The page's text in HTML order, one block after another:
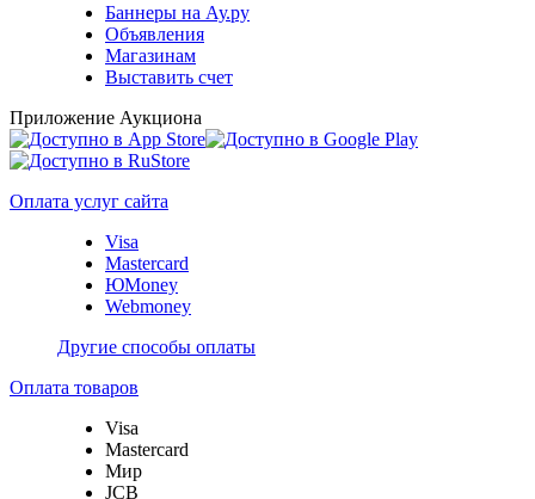
Баннеры на Ау.ру
Объявления
Магазинам
Выставить счет
Приложение Аукциона
Оплата услуг сайта
Visa
Mastercard
ЮMoney
Webmoney
Другие способы оплаты
Оплата товаров
Visa
Mastercard
Мир
JCB